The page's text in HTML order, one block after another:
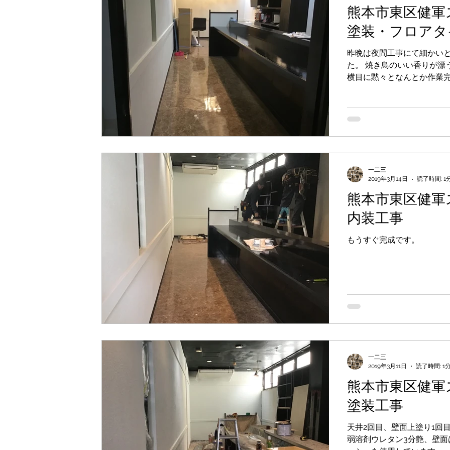
熊本市東区健
塗装・フロア
昨晩は夜間工事にて細かい
た。 焼き鳥のいい香りが漂
横目に黙々となんとか作業
熊本市東区健
内装工事
もうすぐ完成です。
一二三
2019年3月14日
読了時間: 1
熊本市東区健
塗装工事
天井2回目、壁面上塗り1回
弱溶剤ウレタン3分艶、壁
一二三
2019年3月11日
読了時間: 1